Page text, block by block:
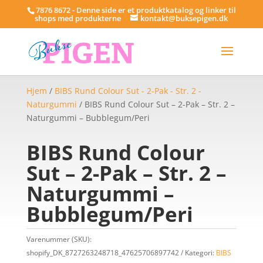
7876 8672 - Denne side er et produktkatalog og linker til
shops med produkterne kontakt@buksepigen.dk
Hjem / BIBS Rund Colour Sut - 2-Pak - Str. 2 -
Naturgummi / BIBS Rund Colour Sut – 2-Pak – Str. 2 –
Naturgummi – Bubblegum/Peri
BIBS Rund Colour
Sut – 2-Pak – Str. 2 –
Naturgummi –
Bubblegum/Peri
Varenummer (SKU):
shopify_DK_8727263248718_47625706897742
Kategori: BIBS